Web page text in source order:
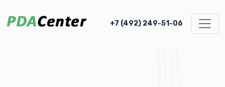
+7 (492) 249-51-06